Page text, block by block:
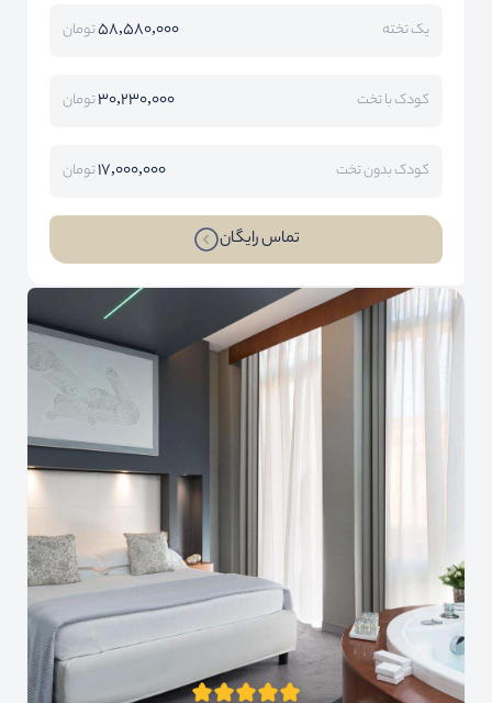
یک تخته 58,580,000تومان
کودک با تخت 30,230,000تومان
کودک بدون تخت 17,000,000تومان
تماس رایگان